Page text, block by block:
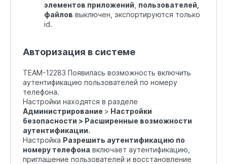
элементов приложений пользователей,
файлов выключен, экспортируются только
id.
Авторизация в системе
TEAM-12283 Появилась возможность включить
аутентификацию пользователей по номеру
телефона.
Настройки находятся в разделе
Администрирование > Настройки
безопасности > Расширенные возможности
аутентификации.
Настройка Разрешить аутентификацию по
номеру телефона включает аутентификацию,
приглашение пользователей и восстановление